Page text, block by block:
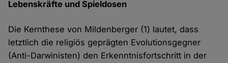
Lebenskräfte und Spieldosen
Die Kernthese von Mildenberger (1) lautet, dass
letztlich die religiös geprägten Evolutionsgegner
(Anti-Darwinisten) den Erkenntnisfortschritt in der